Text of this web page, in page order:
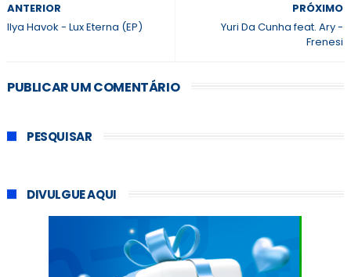
PRÓXIMO
Yuri Da Cunha feat. Ary -
Frenesi
ANTERIOR
Ilya Havok - Lux Eterna (EP)
PUBLICAR UM COMENTÁRIO
PESQUISAR
DIVULGUE AQUI